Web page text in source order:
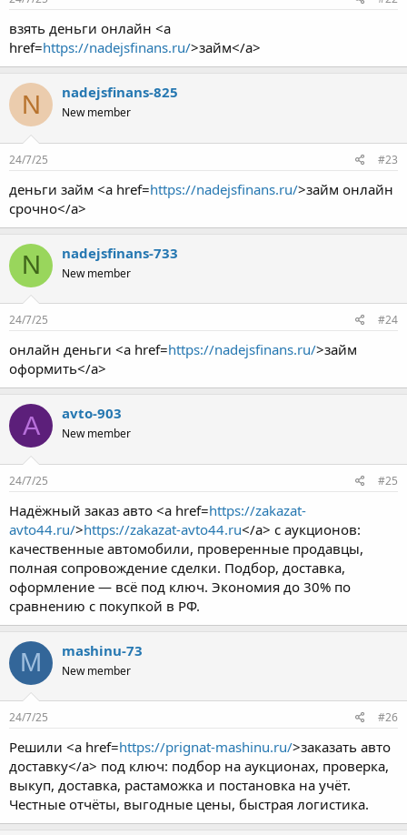
взять деньги онлайн <a
href=https://nadejsfinans.ru/>займ</a>
N nadejsfinans-825
New member
24/7/25 #23
деньги займ <a href=https://nadejsfinans.ru/>займ онлайн
срочно</a>
N nadejsfinans-733
New member
24/7/25 #24
онлайн деньги <a href=https://nadejsfinans.ru/>займ
оформить</a>
A avto-903
New member
24/7/25 #25
Надёжный заказ авто <a href=https://zakazat-
avto44.ru/>https://zakazat-avto44.ru</a> с аукционов:
качественные автомобили, проверенные продавцы,
полная сопровождение сделки. Подбор, доставка,
оформление — всё под ключ. Экономия до 30% по
сравнению с покупкой в РФ.
M mashinu-73
New member
24/7/25 #26
Решили <a href=https://prignat-mashinu.ru/>заказать авто
доставку</a> под ключ: подбор на аукционах, проверка,
выкуп, доставка, растаможка и постановка на учёт.
Честные отчёты, выгодные цены, быстрая логистика.